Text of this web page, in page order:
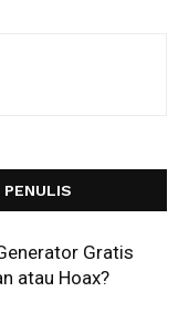
PENULIS
Gratis
atau Hoax?